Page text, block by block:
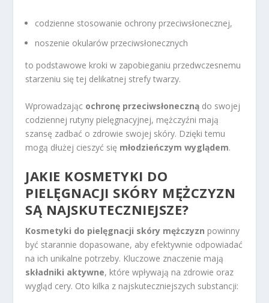
codzienne stosowanie ochrony przeciwsłonecznej,
noszenie okularów przeciwsłonecznych
to podstawowe kroki w zapobieganiu przedwczesnemu
starzeniu się tej delikatnej strefy twarzy.
Wprowadzając ochronę przeciwsłoneczną do swojej
codziennej rutyny pielęgnacyjnej, mężczyźni mają
szansę zadbać o zdrowie swojej skóry. Dzięki temu
mogą dłużej cieszyć się młodzieńczym wyglądem.
JAKIE KOSMETYKI DO
PIELĘGNACJI SKÓRY MĘŻCZYZN
SĄ NAJSKUTECZNIEJSZE?
Kosmetyki do pielęgnacji skóry mężczyzn powinny
być starannie dopasowane, aby efektywnie odpowiadać
na ich unikalne potrzeby. Kluczowe znaczenie mają
składniki aktywne, które wpływają na zdrowie oraz
wygląd cery. Oto kilka z najskuteczniejszych substancji: